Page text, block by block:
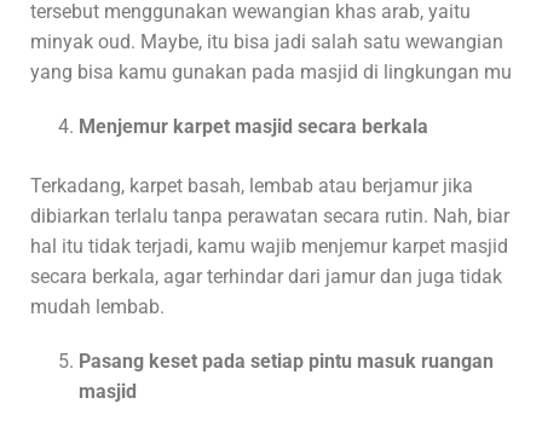
tersebut menggunakan wewangian khas arab, yaitu
minyak oud. Maybe, itu bisa jadi salah satu wewangian
yang bisa kamu gunakan pada masjid di lingkungan mu
Menjemur karpet masjid secara berkala
Terkadang, karpet basah, lembab atau berjamur jika
dibiarkan terlalu tanpa perawatan secara rutin. Nah, biar
hal itu tidak terjadi, kamu wajib menjemur karpet masjid
secara berkala, agar terhindar dari jamur dan juga tidak
mudah lembab.
Pasang keset pada setiap pintu masuk ruangan
masjid